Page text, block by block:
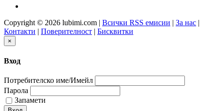
Copyright © 2026 lubimi.com | Всички RSS емисии | За нас |
Контакти | Поверителност | Бисквитки
×
Вход
Потребителско име/Имейл
Парола
Запамети